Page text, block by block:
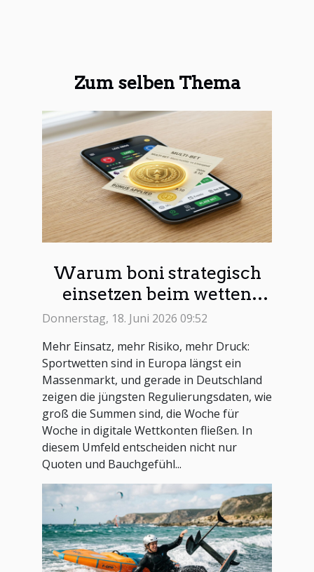
Zum selben Thema
Warum boni strategisch
einsetzen beim wetten
erfolg bringt
Donnerstag, 18. Juni 2026 09:52
Mehr Einsatz, mehr Risiko, mehr Druck:
Sportwetten sind in Europa längst ein
Massenmarkt, und gerade in Deutschland
zeigen die jüngsten Regulierungsdaten, wie
groß die Summen sind, die Woche für
Woche in digitale Wettkonten fließen. In
diesem Umfeld entscheiden nicht nur
Quoten und Bauchgefühl...